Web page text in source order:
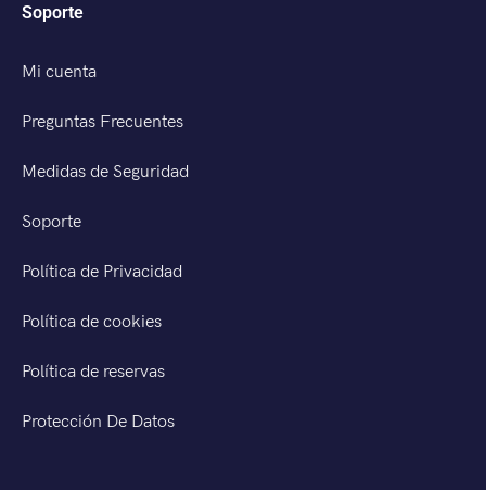
Soporte
Mi cuenta
Preguntas Frecuentes
Medidas de Seguridad
Soporte
Política de Privacidad
Política de cookies
Política de reservas
Protección De Datos